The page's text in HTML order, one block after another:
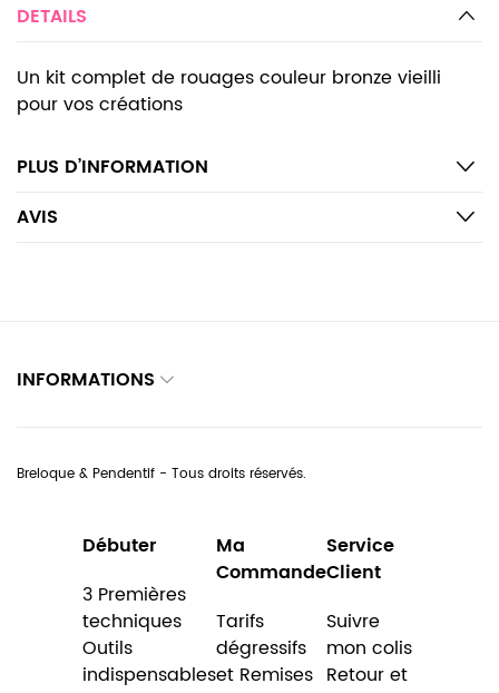
DETAILS
Un kit complet de rouages couleur bronze vieilli
pour vos créations
PLUS D’INFORMATION
AVIS
INFORMATIONS
Breloque & Pendentif - Tous droits réservés.
Débuter
3 Premières
techniques
Outils
indispensables
Ma
Commande
Tarifs
dégressifs
et Remises
Service
Client
Suivre
mon colis
Retour et